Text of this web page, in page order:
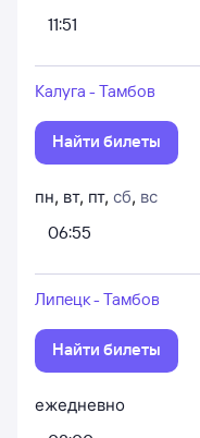
11:51
Калуга - Тамбов
Найти билеты
пн, вт, пт, сб, вс
06:55
Липецк - Тамбов
Найти билеты
ежедневно